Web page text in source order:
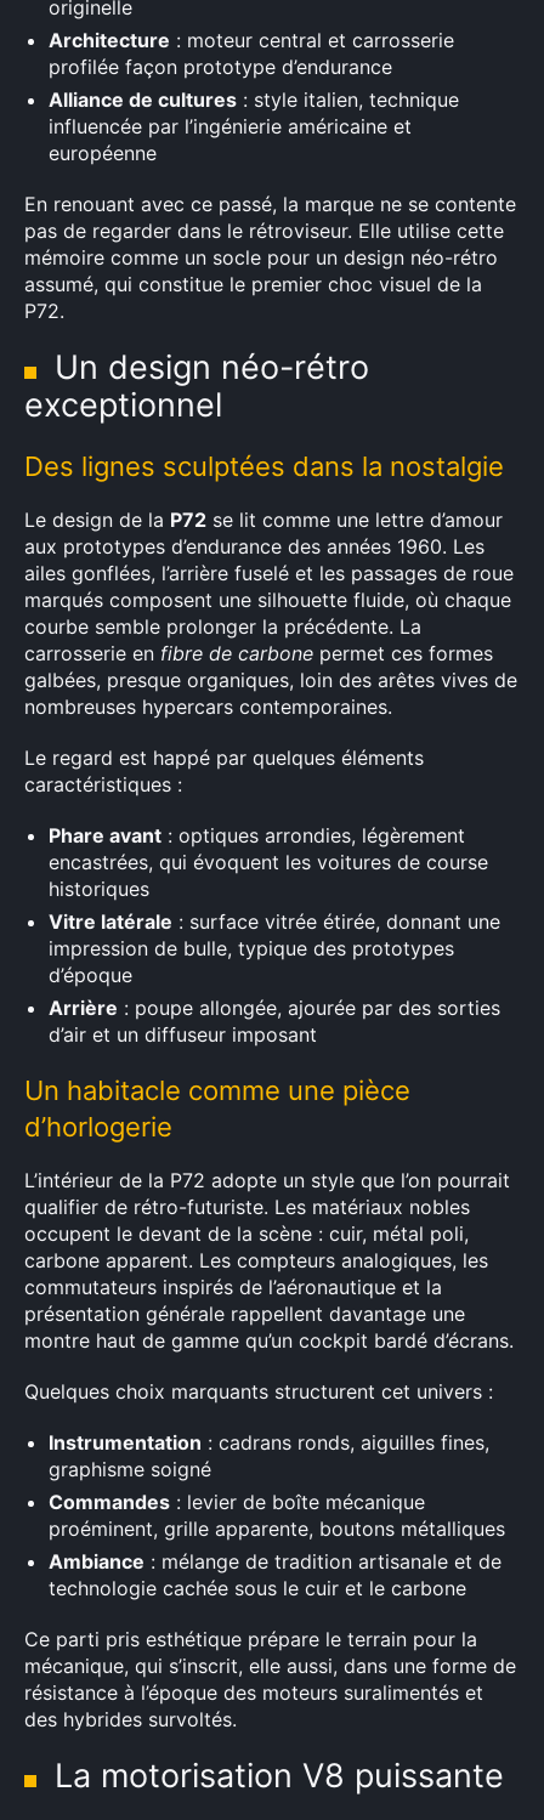
originelle
Architecture : moteur central et carrosserie
profilée façon prototype d’endurance
Alliance de cultures : style italien, technique
influencée par l’ingénierie américaine et
européenne
En renouant avec ce passé, la marque ne se contente
pas de regarder dans le rétroviseur. Elle utilise cette
mémoire comme un socle pour un design néo-rétro
assumé, qui constitue le premier choc visuel de la
P72.
Un design néo-rétro
exceptionnel
Des lignes sculptées dans la nostalgie
Le design de la P72 se lit comme une lettre d’amour
aux prototypes d’endurance des années 1960. Les
ailes gonflées, l’arrière fuselé et les passages de roue
marqués composent une silhouette fluide, où chaque
courbe semble prolonger la précédente. La
carrosserie en fibre de carbone permet ces formes
galbées, presque organiques, loin des arêtes vives de
nombreuses hypercars contemporaines.
Le regard est happé par quelques éléments
caractéristiques :
Phare avant : optiques arrondies, légèrement
encastrées, qui évoquent les voitures de course
historiques
Vitre latérale : surface vitrée étirée, donnant une
impression de bulle, typique des prototypes
d’époque
Arrière : poupe allongée, ajourée par des sorties
d’air et un diffuseur imposant
Un habitacle comme une pièce
d’horlogerie
L’intérieur de la P72 adopte un style que l’on pourrait
qualifier de rétro-futuriste. Les matériaux nobles
occupent le devant de la scène : cuir, métal poli,
carbone apparent. Les compteurs analogiques, les
commutateurs inspirés de l’aéronautique et la
présentation générale rappellent davantage une
montre haut de gamme qu’un cockpit bardé d’écrans.
Quelques choix marquants structurent cet univers :
Instrumentation : cadrans ronds, aiguilles fines,
graphisme soigné
Commandes : levier de boîte mécanique
proéminent, grille apparente, boutons métalliques
Ambiance : mélange de tradition artisanale et de
technologie cachée sous le cuir et le carbone
Ce parti pris esthétique prépare le terrain pour la
mécanique, qui s’inscrit, elle aussi, dans une forme de
résistance à l’époque des moteurs suralimentés et
des hybrides survoltés.
La motorisation V8 puissante